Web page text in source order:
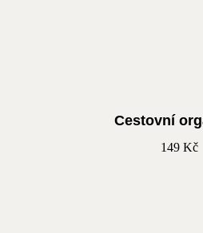
Cestovní
149 Kč